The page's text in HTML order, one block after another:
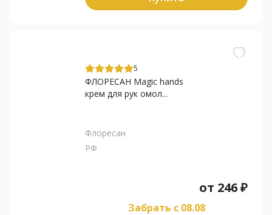
5
ФЛОРЕСАН Magic hands
крем для рук омол...
Флоресан
РФ
от 246₽
Забрать c 08.08